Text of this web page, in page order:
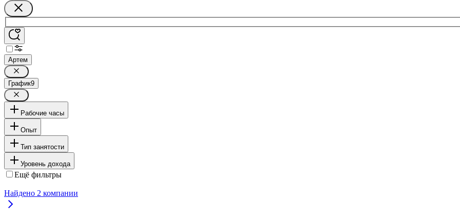
Артем
График9
Рабочие часы
Опыт
Тип занятости
Уровень дохода
Ещё фильтры
Найдено 2 компании